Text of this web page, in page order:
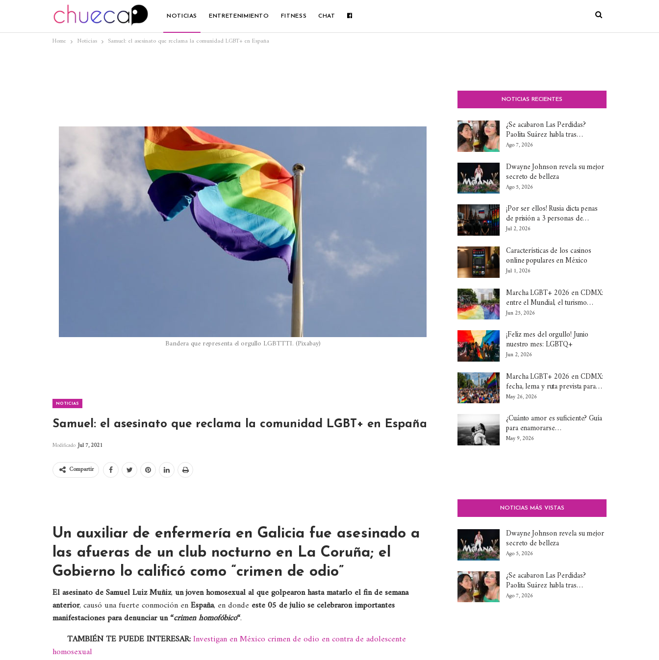
NOTICIAS ENTRETENIMIENTO FITNESS CHAT
Home Noticias Samuel: el asesinato que reclama la comunidad LGBT+ en España
Bandera que representa el orgullo LGBTTTI. (Pixabay)
NOTICIAS
Samuel: el asesinato que reclama la comunidad LGBT+ en España
Modificado Jul 7, 2021
Compartir
Un auxiliar de enfermería en Galicia fue asesinado a
las afueras de un club nocturno en La Coruña; el
Gobierno lo calificó como “crimen de odio”
El asesinato de Samuel Luiz Muñiz, un joven homosexual al que golpearon hasta matarlo el fin de semana
anterior, causó una fuerte conmoción enEspaña, en donde este 05 de julio se celebraron importantes
manifestaciones para denunciar un “crimen homofóbico“.
TAMBIÉN TE PUEDE INTERESAR:Investigan en México crimen de odio en contra de adolescente
homosexual
NOTICIAS RECIENTES
¿Se acabaron Las Perdidas?
Paolita Suárez habla tras…
Ago 7, 2026
Dwayne Johnson revela su mejor
secreto de belleza
Ago 5, 2026
¡Por ser ellos! Rusia dicta penas
de prisión a 3 personas de…
Jul 2, 2026
Características de los casinos
online populares en México
Jul 1, 2026
Marcha LGBT+ 2026 en CDMX:
entre el Mundial, el turismo…
Jun 25, 2026
¡Feliz mes del orgullo! Junio
nuestro mes: LGBTQ+
Jun 2, 2026
Marcha LGBT+ 2026 en CDMX:
fecha, lema y ruta prevista para…
May 26, 2026
¿Cuánto amor es suficiente? Guía
para enamorarse…
May 9, 2026
NOTICIAS MÁS VISTAS
Dwayne Johnson revela su mejor
secreto de belleza
Ago 5, 2026
¿Se acabaron Las Perdidas?
Paolita Suárez habla tras…
Ago 7, 2026